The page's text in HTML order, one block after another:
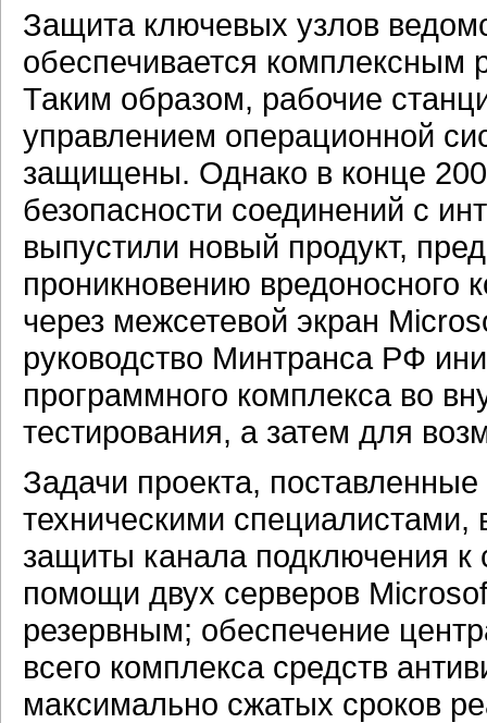
Защита ключевых узлов
обеспечивается комплексным
Таким образом, рабочие
управлением операционной
защищены. Однако в конце
безопасности соединений с
выпустили новый продукт,
проникновению вредоносного
через межсетевой экран
руководство Минтранса РФ
программного комплекса во
тестирования, а затем для
Задачи проекта,
техническими специалистами,
защиты канала подключения к
помощи двух серверов
резервным; обеспечение
всего комплекса средств
максимально сжатых сроков